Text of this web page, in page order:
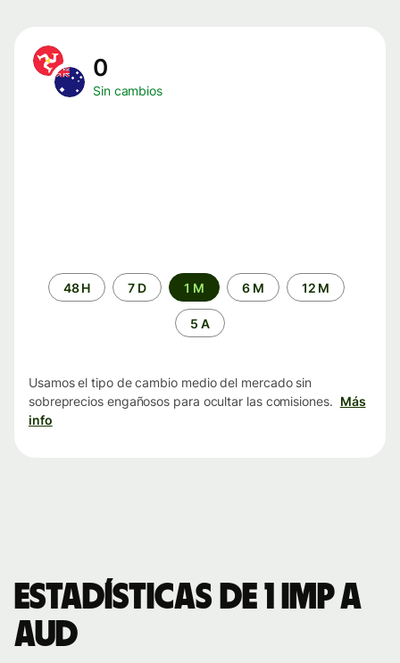
0
Sin cambios
Periodo48 H 7 D 1 M 6 M 12 M
5 A
Usamos el tipo de cambio medio del mercado sin
sobreprecios engañosos para ocultar las comisiones. Más
info
Estadísticas de 1 IMP a
AUD